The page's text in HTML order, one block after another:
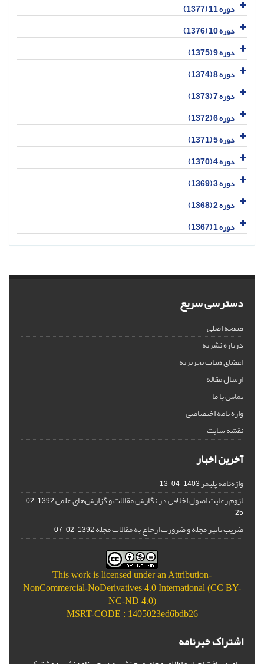
دوره 11 (1377)
دوره 10 (1376)
دوره 9 (1375)
دوره 8 (1374)
دوره 7 (1373)
دوره 6 (1372)
دوره 5 (1371)
دوره 4 (1370)
دوره 3 (1369)
دوره 2 (1368)
دوره 1 (1367)
دسترسی سریع
صفحه اصلی
درباره نشریه
اعضای هیات تحریریه
ارسال مقاله
تماس با ما
واژه نامه اختصاصی
نقشه سایت
آخرین اخبار
واژه‌نامه پلیمر1403-04-13
لزوم رعایت اصول اخلاقی در نگارش مقالات و گزارش‌‌های علمی
1392-02-
25
ضریب تاثیر مجله و ضرورت ارجاع به مقالات مجله1392-02-07
This work is licensed under an Attribution-
NonCommercial-NoDerivatives 4.0 International (CC BY-
NC-ND 4.0)
MSRT-CODE : 1405023ed6bdb26
اشتراک خبرنامه